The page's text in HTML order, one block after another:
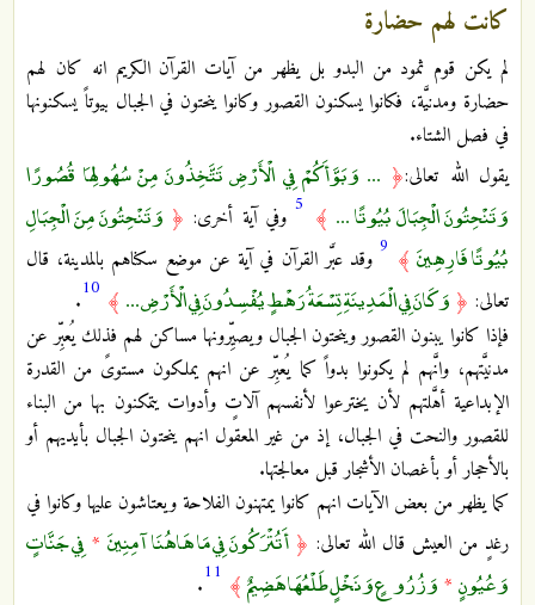
كانت لهم حضارة
لم يكن قوم ثمود من البدو بل يظهر من آيات القرآن الكريم انه كان لهم
حضارة ومدنيَّة، فكانوا يسكنون القصور وكانوا ينحتون في الجبال بيوتاً يسكنونها
في فصل الشتاء.
يقول الله تعالى:﴿ ... وَبَوَّأَكُمْ فِي الْأَرْضِ تَتَّخِذُونَ مِنْ سُهُولِهَا قُصُورًا
وَتَنْحِتُونَ الْجِبَالَ بُيُوتًا ... ﴾ 5وفي آية أخرى: ﴿ وَتَنْحِتُونَ مِنَ الْجِبَالِ
بُيُوتًا فَارِهِينَ ﴾ 9 وقد عبَّر القرآن في آية عن موضع سكناهم بالمدينة، قال
تعالى: ﴿ وَكَانَ فِي الْمَدِينَةِ تِسْعَةُ رَهْطٍ يُفْسِدُونَ فِي الْأَرْضِ ... ﴾ 10
.
فإذا كانوا يبنون القصور وينحتون الجبال ويصيِّرونها مساكن لهم فذلك يُعبِّر عن
مدنيَّتهم، وانَّهم لم يكونوا بدواً كما يُعبِّر عن انهم يملكون مستوىً من القدرة
الإبداعية أهَّلتهم لأن يخترعوا لأنفسهم آلاتٍ وأدوات يتمكنون بها من البناء
للقصور والنحت في الجبال، إذ من غير المعقول انهم ينحتون الجبال بأيديهم أو
بالأحجار أو بأغصان الأشجار قبل معالجتها.
كما يظهر من بعض الآيات انهم كانوا يمتهنون الفلاحة ويعتاشون عليها وكانوا في
رغدٍ من العيش قال الله تعالى: ﴿أَتُتْرَكُونَ فِي مَا هَاهُنَا آمِنِينَ* فِي جَنَّاتٍ
وَعُيُونٍ * وَزُرُوعٍ وَنَخْلٍ طَلْعُهَا هَضِيمٌ ﴾ 11
.